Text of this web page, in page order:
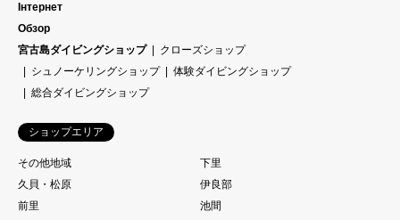
Інтернет
Обзор
宮古島ダイビングショップ
クローズショップ
シュノーケリングショップ
体験ダイビングショップ
総合ダイビングショップ
ショップエリア
その他地域
下里
久貝・松原
伊良部
前里
池間